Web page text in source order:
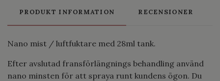
PRODUKT INFORMATION RECENSIONER
Nano mist / luftfuktare med 28ml tank.
Efter avslutad fransförlängnings behandling använd
nano minsten för att spraya runt kundens ögon. Du